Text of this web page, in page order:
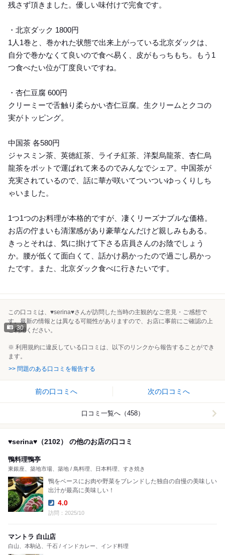
残さず頂きました。優しい味付けで完食です。
・北京ダック 1800円
1人1巻と、巻かれた状態で出来上がっている北京ダックは、
自分で巻かなくて良いので食べ易く、皮がもっちもち。もう1
つ食べたい位が丁度良いですね。
・杏仁豆腐 600円
クリーミーで舌触り柔らかい杏仁豆腐。生クリームとクコの
実がトッピング。
中国茶 各580円
ジャスミン茶、英徳紅茶、ライチ紅茶、洋梨烏龍茶、杏仁烏
龍茶をポットで運ばれて来るのでみんなでシェア。中国茶が
充実されているので、話に華が咲いてついついゆっくりしち
ゃいました。
1つ1つのお料理が本格的ですが、凄くリーズナブルな価格。
お店の佇まいも清潔感があり豪華なんだけど親しみもある。
きっとそれは、気に掛けて下さる店員さんのお陰でしょう
か。腰が低くて面白くて、話かけ易かったので過ごし易かっ
たです。また、北京ダック食べに行きたいです。
30
この口コミは、♥serina♥さんが訪問した当時の主観的なご意見・ご感想で
す。最新の情報とは異なる可能性がありますので、お店に事前にご確認の上
ご利用ください。
※ 利用規約に違反している口コミは、以下のリンクから報告することができ
ます。
>> 問題のある口コミを報告する
前の口コミへ 次の口コミへ
口コミ一覧へ（458）
♥serina♥（2102） の他のお店の口コミ
鴨料理鴨亭
東銀座、築地市場、築地 / 鳥料理、日本料理、すき焼き
鴨をベースにお肉や野菜をブレンドした独自の自慢の美味しい
出汁が最高に美味しい！
Dinner:
4.0
訪問：2025/10
マントラ 白山店
白山、本駒込、千石 / インドカレー、インド料理